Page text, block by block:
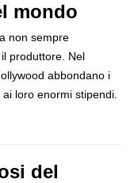
mondo
non sempre
produttore. Nel
abbondano i
loro enormi stipendi.
del